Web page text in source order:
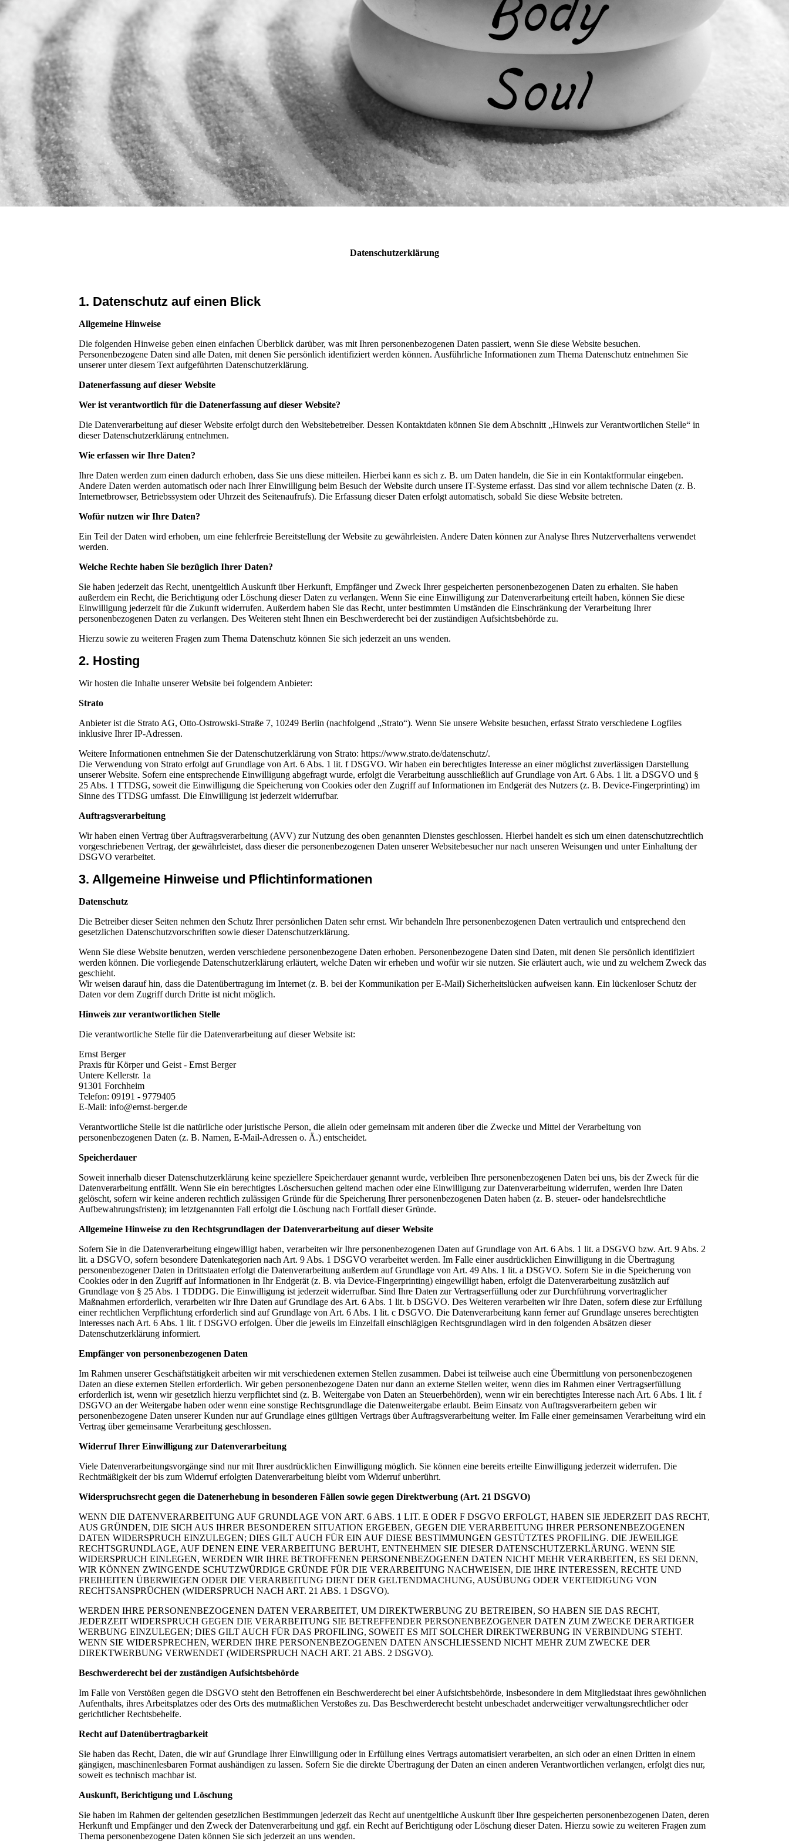
Datenschutzerklärung
1. Datenschutz auf einen Blick
Allgemeine Hinweise
Die folgenden Hinweise geben einen einfachen Überblick darüber, was mit Ihren personenbezogenen Daten passiert, wenn Sie diese Website besuchen.
Personenbezogene Daten sind alle Daten, mit denen Sie persönlich identifiziert werden können. Ausführliche Informationen zum Thema Datenschutz entnehmen Sie
unserer unter diesem Text aufgeführten Datenschutzerklärung.
Datenerfassung auf dieser Website
Wer ist verantwortlich für die Datenerfassung auf dieser Website?
Die Datenverarbeitung auf dieser Website erfolgt durch den Websitebetreiber. Dessen Kontaktdaten können Sie dem Abschnitt „Hinweis zur Verantwortlichen Stelle“ in
dieser Datenschutzerklärung entnehmen.
Wie erfassen wir Ihre Daten?
Ihre Daten werden zum einen dadurch erhoben, dass Sie uns diese mitteilen. Hierbei kann es sich z. B. um Daten handeln, die Sie in ein Kontaktformular eingeben.
Andere Daten werden automatisch oder nach Ihrer Einwilligung beim Besuch der Website durch unsere IT-Systeme erfasst. Das sind vor allem technische Daten (z. B.
Internetbrowser, Betriebssystem oder Uhrzeit des Seitenaufrufs). Die Erfassung dieser Daten erfolgt automatisch, sobald Sie diese Website betreten.
Wofür nutzen wir Ihre Daten?
Ein Teil der Daten wird erhoben, um eine fehlerfreie Bereitstellung der Website zu gewährleisten. Andere Daten können zur Analyse Ihres Nutzerverhaltens verwendet
werden.
Welche Rechte haben Sie bezüglich Ihrer Daten?
Sie haben jederzeit das Recht, unentgeltlich Auskunft über Herkunft, Empfänger und Zweck Ihrer gespeicherten personenbezogenen Daten zu erhalten. Sie haben
außerdem ein Recht, die Berichtigung oder Löschung dieser Daten zu verlangen. Wenn Sie eine Einwilligung zur Datenverarbeitung erteilt haben, können Sie diese
Einwilligung jederzeit für die Zukunft widerrufen. Außerdem haben Sie das Recht, unter bestimmten Umständen die Einschränkung der Verarbeitung Ihrer
personenbezogenen Daten zu verlangen. Des Weiteren steht Ihnen ein Beschwerderecht bei der zuständigen Aufsichtsbehörde zu.
Hierzu sowie zu weiteren Fragen zum Thema Datenschutz können Sie sich jederzeit an uns wenden.
2. Hosting
Wir hosten die Inhalte unserer Website bei folgendem Anbieter:
Strato
Anbieter ist die Strato AG, Otto-Ostrowski-Straße 7, 10249 Berlin (nachfolgend „Strato“). Wenn Sie unsere Website besuchen, erfasst Strato verschiedene Logfiles
inklusive Ihrer IP-Adressen.
Weitere Informationen entnehmen Sie der Datenschutzerklärung von Strato: https://www.strato.de/datenschutz/.
Die Verwendung von Strato erfolgt auf Grundlage von Art. 6 Abs. 1 lit. f DSGVO. Wir haben ein berechtigtes Interesse an einer möglichst zuverlässigen Darstellung
unserer Website. Sofern eine entsprechende Einwilligung abgefragt wurde, erfolgt die Verarbeitung ausschließlich auf Grundlage von Art. 6 Abs. 1 lit. a DSGVO und §
25 Abs. 1 TTDSG, soweit die Einwilligung die Speicherung von Cookies oder den Zugriff auf Informationen im Endgerät des Nutzers (z. B. Device-Fingerprinting) im
Sinne des TTDSG umfasst. Die Einwilligung ist jederzeit widerrufbar.
Auftragsverarbeitung
Wir haben einen Vertrag über Auftragsverarbeitung (AVV) zur Nutzung des oben genannten Dienstes geschlossen. Hierbei handelt es sich um einen datenschutzrechtlich
vorgeschriebenen Vertrag, der gewährleistet, dass dieser die personenbezogenen Daten unserer Websitebesucher nur nach unseren Weisungen und unter Einhaltung der
DSGVO verarbeitet.
3. Allgemeine Hinweise und Pflicht­informationen
Datenschutz
Die Betreiber dieser Seiten nehmen den Schutz Ihrer persönlichen Daten sehr ernst. Wir behandeln Ihre personenbezogenen Daten vertraulich und entsprechend den
gesetzlichen Datenschutzvorschriften sowie dieser Datenschutzerklärung.
Wenn Sie diese Website benutzen, werden verschiedene personenbezogene Daten erhoben. Personenbezogene Daten sind Daten, mit denen Sie persönlich identifiziert
werden können. Die vorliegende Datenschutzerklärung erläutert, welche Daten wir erheben und wofür wir sie nutzen. Sie erläutert auch, wie und zu welchem Zweck das
geschieht.
Wir weisen darauf hin, dass die Datenübertragung im Internet (z. B. bei der Kommunikation per E-Mail) Sicherheitslücken aufweisen kann. Ein lückenloser Schutz der
Daten vor dem Zugriff durch Dritte ist nicht möglich.
Hinweis zur verantwortlichen Stelle
Die verantwortliche Stelle für die Datenverarbeitung auf dieser Website ist:
Ernst Berger
Praxis für Körper und Geist - Ernst Berger
Untere Kellerstr. 1a
91301 Forchheim
Telefon: 09191 - 9779405
E-Mail: info@ernst-berger.de
Verantwortliche Stelle ist die natürliche oder juristische Person, die allein oder gemeinsam mit anderen über die Zwecke und Mittel der Verarbeitung von
personenbezogenen Daten (z. B. Namen, E-Mail-Adressen o. Ä.) entscheidet.
Speicherdauer
Soweit innerhalb dieser Datenschutzerklärung keine speziellere Speicherdauer genannt wurde, verbleiben Ihre personenbezogenen Daten bei uns, bis der Zweck für die
Datenverarbeitung entfällt. Wenn Sie ein berechtigtes Löschersuchen geltend machen oder eine Einwilligung zur Datenverarbeitung widerrufen, werden Ihre Daten
gelöscht, sofern wir keine anderen rechtlich zulässigen Gründe für die Speicherung Ihrer personenbezogenen Daten haben (z. B. steuer- oder handelsrechtliche
Aufbewahrungsfristen); im letztgenannten Fall erfolgt die Löschung nach Fortfall dieser Gründe.
Allgemeine Hinweise zu den Rechtsgrundlagen der Datenverarbeitung auf dieser Website
Sofern Sie in die Datenverarbeitung eingewilligt haben, verarbeiten wir Ihre personenbezogenen Daten auf Grundlage von Art. 6 Abs. 1 lit. a DSGVO bzw. Art. 9 Abs. 2
lit. a DSGVO, sofern besondere Datenkategorien nach Art. 9 Abs. 1 DSGVO verarbeitet werden. Im Falle einer ausdrücklichen Einwilligung in die Übertragung
personenbezogener Daten in Drittstaaten erfolgt die Datenverarbeitung außerdem auf Grundlage von Art. 49 Abs. 1 lit. a DSGVO. Sofern Sie in die Speicherung von
Cookies oder in den Zugriff auf Informationen in Ihr Endgerät (z. B. via Device-Fingerprinting) eingewilligt haben, erfolgt die Datenverarbeitung zusätzlich auf
Grundlage von § 25 Abs. 1 TDDDG. Die Einwilligung ist jederzeit widerrufbar. Sind Ihre Daten zur Vertragserfüllung oder zur Durchführung vorvertraglicher
Maßnahmen erforderlich, verarbeiten wir Ihre Daten auf Grundlage des Art. 6 Abs. 1 lit. b DSGVO. Des Weiteren verarbeiten wir Ihre Daten, sofern diese zur Erfüllung
einer rechtlichen Verpflichtung erforderlich sind auf Grundlage von Art. 6 Abs. 1 lit. c DSGVO. Die Datenverarbeitung kann ferner auf Grundlage unseres berechtigten
Interesses nach Art. 6 Abs. 1 lit. f DSGVO erfolgen. Über die jeweils im Einzelfall einschlägigen Rechtsgrundlagen wird in den folgenden Absätzen dieser
Datenschutzerklärung informiert.
Empfänger von personenbezogenen Daten
Im Rahmen unserer Geschäftstätigkeit arbeiten wir mit verschiedenen externen Stellen zusammen. Dabei ist teilweise auch eine Übermittlung von personenbezogenen
Daten an diese externen Stellen erforderlich. Wir geben personenbezogene Daten nur dann an externe Stellen weiter, wenn dies im Rahmen einer Vertragserfüllung
erforderlich ist, wenn wir gesetzlich hierzu verpflichtet sind (z. B. Weitergabe von Daten an Steuerbehörden), wenn wir ein berechtigtes Interesse nach Art. 6 Abs. 1 lit. f
DSGVO an der Weitergabe haben oder wenn eine sonstige Rechtsgrundlage die Datenweitergabe erlaubt. Beim Einsatz von Auftragsverarbeitern geben wir
personenbezogene Daten unserer Kunden nur auf Grundlage eines gültigen Vertrags über Auftragsverarbeitung weiter. Im Falle einer gemeinsamen Verarbeitung wird ein
Vertrag über gemeinsame Verarbeitung geschlossen.
Widerruf Ihrer Einwilligung zur Datenverarbeitung
Viele Datenverarbeitungsvorgänge sind nur mit Ihrer ausdrücklichen Einwilligung möglich. Sie können eine bereits erteilte Einwilligung jederzeit widerrufen. Die
Rechtmäßigkeit der bis zum Widerruf erfolgten Datenverarbeitung bleibt vom Widerruf unberührt.
Widerspruchsrecht gegen die Datenerhebung in besonderen Fällen sowie gegen Direktwerbung (Art. 21 DSGVO)
WENN DIE DATENVERARBEITUNG AUF GRUNDLAGE VON ART. 6 ABS. 1 LIT. E ODER F DSGVO ERFOLGT, HABEN SIE JEDERZEIT DAS RECHT,
AUS GRÜNDEN, DIE SICH AUS IHRER BESONDEREN SITUATION ERGEBEN, GEGEN DIE VERARBEITUNG IHRER PERSONENBEZOGENEN
DATEN WIDERSPRUCH EINZULEGEN; DIES GILT AUCH FÜR EIN AUF DIESE BESTIMMUNGEN GESTÜTZTES PROFILING. DIE JEWEILIGE
RECHTSGRUNDLAGE, AUF DENEN EINE VERARBEITUNG BERUHT, ENTNEHMEN SIE DIESER DATENSCHUTZERKLÄRUNG. WENN SIE
WIDERSPRUCH EINLEGEN, WERDEN WIR IHRE BETROFFENEN PERSONENBEZOGENEN DATEN NICHT MEHR VERARBEITEN, ES SEI DENN,
WIR KÖNNEN ZWINGENDE SCHUTZWÜRDIGE GRÜNDE FÜR DIE VERARBEITUNG NACHWEISEN, DIE IHRE INTERESSEN, RECHTE UND
FREIHEITEN ÜBERWIEGEN ODER DIE VERARBEITUNG DIENT DER GELTENDMACHUNG, AUSÜBUNG ODER VERTEIDIGUNG VON
RECHTSANSPRÜCHEN (WIDERSPRUCH NACH ART. 21 ABS. 1 DSGVO).
WERDEN IHRE PERSONENBEZOGENEN DATEN VERARBEITET, UM DIREKTWERBUNG ZU BETREIBEN, SO HABEN SIE DAS RECHT,
JEDERZEIT WIDERSPRUCH GEGEN DIE VERARBEITUNG SIE BETREFFENDER PERSONENBEZOGENER DATEN ZUM ZWECKE DERARTIGER
WERBUNG EINZULEGEN; DIES GILT AUCH FÜR DAS PROFILING, SOWEIT ES MIT SOLCHER DIREKTWERBUNG IN VERBINDUNG STEHT.
WENN SIE WIDERSPRECHEN, WERDEN IHRE PERSONENBEZOGENEN DATEN ANSCHLIESSEND NICHT MEHR ZUM ZWECKE DER
DIREKTWERBUNG VERWENDET (WIDERSPRUCH NACH ART. 21 ABS. 2 DSGVO).
Beschwerde­recht bei der zuständigen Aufsichts­behörde
Im Falle von Verstößen gegen die DSGVO steht den Betroffenen ein Beschwerderecht bei einer Aufsichtsbehörde, insbesondere in dem Mitgliedstaat ihres gewöhnlichen
Aufenthalts, ihres Arbeitsplatzes oder des Orts des mutmaßlichen Verstoßes zu. Das Beschwerderecht besteht unbeschadet anderweitiger verwaltungsrechtlicher oder
gerichtlicher Rechtsbehelfe.
Recht auf Daten­übertrag­barkeit
Sie haben das Recht, Daten, die wir auf Grundlage Ihrer Einwilligung oder in Erfüllung eines Vertrags automatisiert verarbeiten, an sich oder an einen Dritten in einem
gängigen, maschinenlesbaren Format aushändigen zu lassen. Sofern Sie die direkte Übertragung der Daten an einen anderen Verantwortlichen verlangen, erfolgt dies nur,
soweit es technisch machbar ist.
Auskunft, Berichtigung und Löschung
Sie haben im Rahmen der geltenden gesetzlichen Bestimmungen jederzeit das Recht auf unentgeltliche Auskunft über Ihre gespeicherten personenbezogenen Daten, deren
Herkunft und Empfänger und den Zweck der Datenverarbeitung und ggf. ein Recht auf Berichtigung oder Löschung dieser Daten. Hierzu sowie zu weiteren Fragen zum
Thema personenbezogene Daten können Sie sich jederzeit an uns wenden.